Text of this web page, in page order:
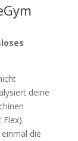
deine
die